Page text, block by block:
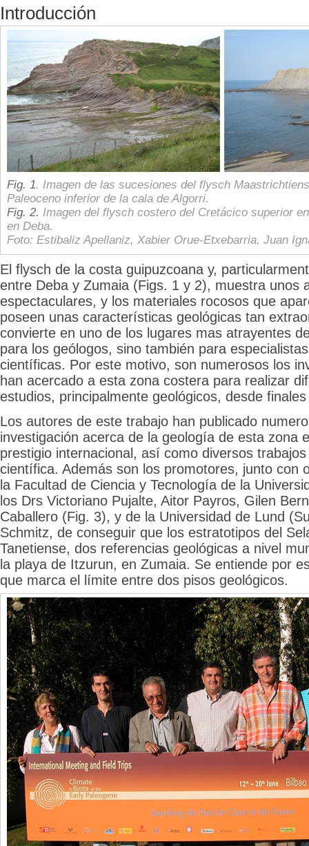
Introducción
Fig. 1. Imagen de las sucesiones del flysch
Paleoceno inferior de la cala de Algorri.
Fig. 2. Imagen del flysch costero del Cretácico superior
en Deba.
Foto: Estibaliz Apellaniz, Xabier Orue-Etxebarria, Juan
El flysch de la costa guipuzcoana y,
entre Deba y Zumaia (Figs. 1 y 2), muestra unos
espectaculares, y los materiales rocosos que
poseen unas características geológicas tan
convierte en uno de los lugares mas atrayentes
para los geólogos, sino también para
científicas. Por este motivo, son numerosos los
han acercado a esta zona costera para realizar
estudios, principalmente geológicos, desde
Los autores de este trabajo han publicado
investigación acerca de la geología de esta zona
prestigio internacional, así como diversos
científica. Además son los promotores, junto con
la Facultad de Ciencia y Tecnología de la
los Drs Victoriano Pujalte, Aitor Payros, Gilen
Caballero (Fig. 3), y de la Universidad de Lund
Schmitz, de conseguir que los estratotipos del
Tanetiense, dos referencias geológicas a nivel
la playa de Itzurun, en Zumaia. Se entiende por
que marca el límite entre dos pisos geológicos.